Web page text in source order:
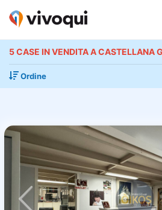
5 CASE IN VENDITA A CASTELLANA
Ordine